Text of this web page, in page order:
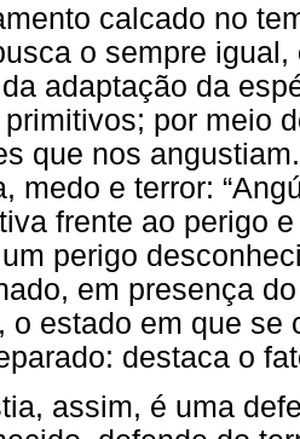
calcado no
o sempre
adaptação da
por meio
que nos
medo e terror:
frente ao perigo
perigo
em presença
o estado em que se
destaca o
assim, é uma